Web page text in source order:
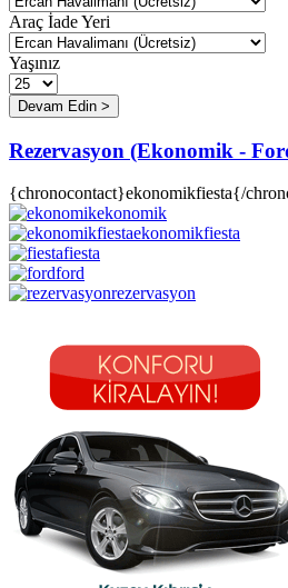
Araç İade Yeri
Yaşınız
Rezervasyon (Ekonomik -
{chronocontact}ekonomikfiesta{/
ekonomik
ekonomikfiesta
fiesta
ford
rezervasyon